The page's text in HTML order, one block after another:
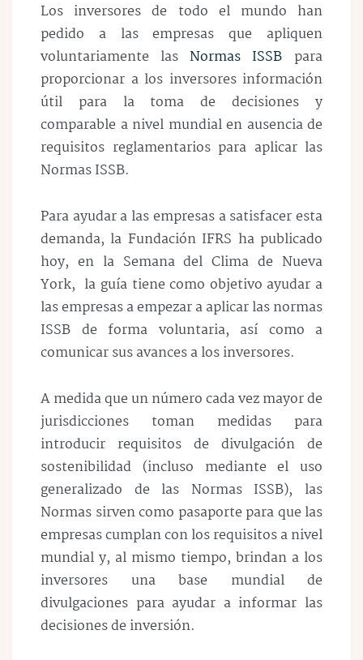
Los inversores de todo el mundo han
pedido a las empresas que apliquen
voluntariamente las Normas ISSB para
proporcionar a los inversores información
útil para la toma de decisiones y
comparable a nivel mundial en ausencia de
requisitos reglamentarios para aplicar las
Normas ISSB.
Para ayudar a las empresas a satisfacer esta
demanda, la Fundación IFRS ha publicado
hoy, en la Semana del Clima de Nueva
York, la guía tiene como objetivo ayudar a
las empresas a empezar a aplicar las normas
ISSB de forma voluntaria, así como a
comunicar sus avances a los inversores.
A medida que un número cada vez mayor de
jurisdicciones toman medidas para
introducir requisitos de divulgación de
sostenibilidad (incluso mediante el uso
generalizado de las Normas ISSB), las
Normas sirven como pasaporte para que las
empresas cumplan con los requisitos a nivel
mundial y, al mismo tiempo, brindan a los
inversores una base mundial de
divulgaciones para ayudar a informar las
decisiones de inversión.